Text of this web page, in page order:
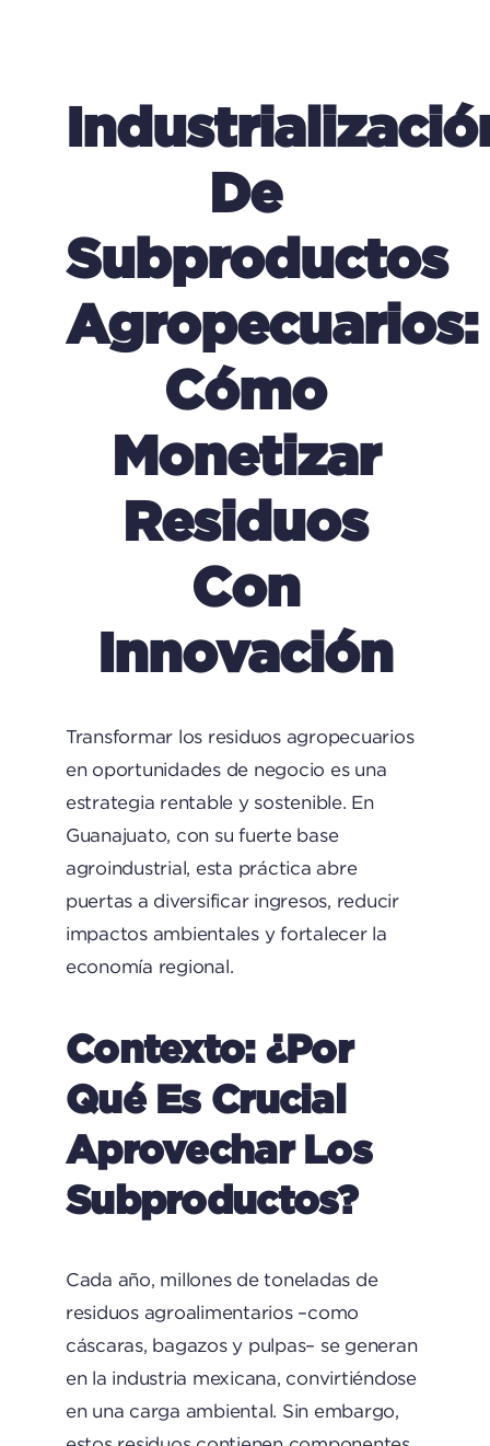
De
Subproductos
Agropecuarios:
Cómo
Monetizar
Residuos
Con
Innovación
Transformar los residuos agropecuarios
en oportunidades de negocio es una
estrategia rentable y sostenible. En
Guanajuato, con su fuerte base
agroindustrial, esta práctica abre
puertas a diversificar ingresos, reducir
impactos ambientales y fortalecer la
economía regional.
Contexto: ¿por
Qué Es Crucial
Aprovechar Los
Subproductos?
Cada año, millones de toneladas de
residuos agroalimentarios –como
cáscaras, bagazos y pulpas– se generan
en la industria mexicana, convirtiéndose
en una carga ambiental. Sin embargo,